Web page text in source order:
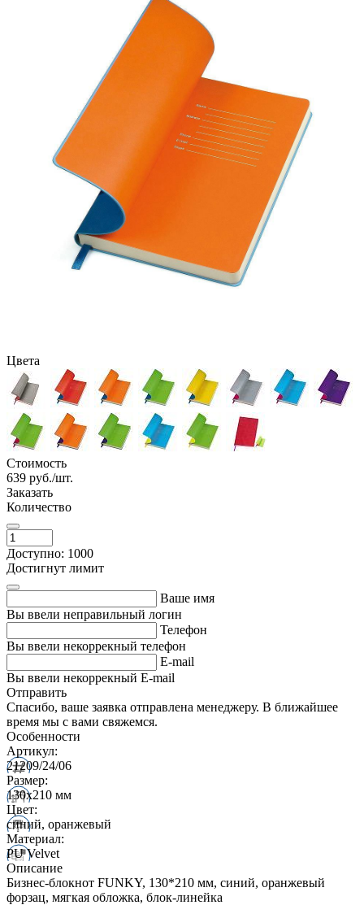
Цвета
Стоимость
639 руб./шт.
Заказать
Количество
Доступно: 1000
Достигнут лимит
Ваше имя
Вы ввели неправильный логин
Телефон
Вы ввели некоррекный телефон
E-mail
Вы ввели некоррекный E-mail
Отправить
Спасибо, ваше заявка отправлена менеджеру. В ближайшее
время мы с вами свяжемся.
Особенности
Артикул:
21209/24/06
Размер:
130х210 мм
Цвет:
синий, оранжевый
Материал:
PU Velvet
Описание
Бизнес-блокнот FUNKY, 130*210 мм, синий, оранжевый
форзац, мягкая обложка, блок-линейка